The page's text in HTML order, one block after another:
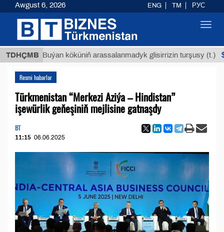
TDHÇMB
Buýan köküniň arassalanmadyk glisirrizin turşusy (t.)
Resmi habarlar
Türkmenistan “Merkezi Aziýa – Hindistan”
işewürlik geňeşiniň mejlisine gatnaşdy
BT
11:15 06.06.2025
Awgust 6, 2026 ENG TM РУС